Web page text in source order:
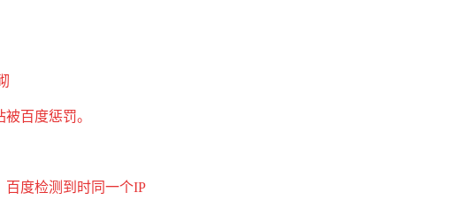
百度惩罚。
百度检测到时同一个IP